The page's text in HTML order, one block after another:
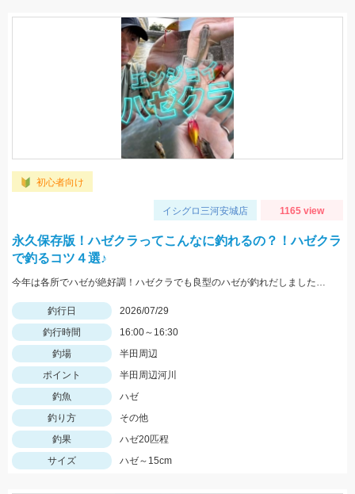
初心者向け
イシグロ三河安城店 1165 view
永久保存版！ハゼクラってこんなに釣れるの？！ハゼクラ
で釣るコツ４選♪
今年は各所でハゼが絶好調！ハゼクラでも良型のハゼが釣れだしました！今回はシンキングタイプのクランクを使用しました♪
釣行日
2026/07/29
釣行時間
16:00～16:30
釣場
半田周辺
ポイント
半田周辺河川
釣魚
ハゼ
釣り方
その他
釣果
ハゼ20匹程
サイズ
ハゼ～15cm